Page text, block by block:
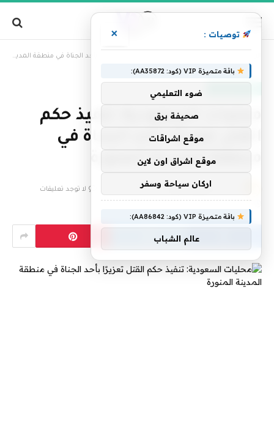
محليات السعودية: تنفيذ حكم القتل تعزيرًا بأحد الجناة في منطقة المدينة المنورة
محليات السعودية: تنفيذ حكم
القتل تعزيرًا بأحد الجناة في
منطقة المدينة المنورة
فريق التحرير 24 ديسمبر، 2025 لا توجد تعليقات
توصيات : ×
باقة متميزة VIP (كود: AA35872):
ضوء التعليمي
صحيفة برق
موقع اشراقات
موقع اشراق اون لاين
اركان سياحة وسفر
باقة متميزة VIP (كود: AA86842):
عالم الشباب